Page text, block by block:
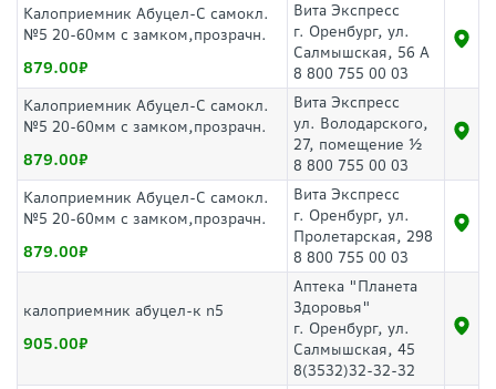
Калоприемник Абуцел-С самокл.
№5 20-60мм с замком,прозрачн.
879.00
Вита Экспресс
г. Оренбург, ул.
Салмышская, 56 А
8 800 755 00 03
Калоприемник Абуцел-С самокл.
№5 20-60мм с замком,прозрачн.
879.00
Вита Экспресс
ул. Володарского,
27, помещение ½
8 800 755 00 03
Калоприемник Абуцел-С самокл.
№5 20-60мм с замком,прозрачн.
879.00
Вита Экспресс
г. Оренбург, ул.
Пролетарская, 298
8 800 755 00 03
калоприемник абуцел-к n5
905.00
Аптека "Планета
Здоровья"
г. Оренбург, ул.
Салмышская, 45
8(3532)32-32-32